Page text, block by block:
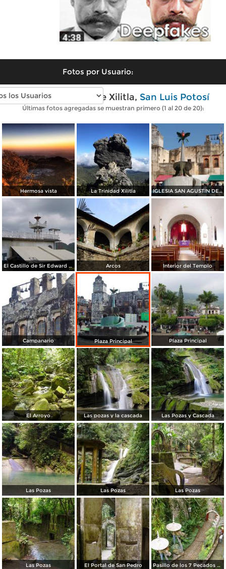
Fotos por Usuario:
Fotos modernas de Xilitla, San Luis Potosí
Últimas fotos agregadas se muestran primero (1 al 20 de 20):
Hermosa vista La Trinidad Xilitla IGLESIA SAN AGUSTIN DE XILITLA
El Castillo de Sir Edward James Arcos Interior del Templo
Campanario Plaza Principal Plaza Principal
El Arroyo Las pozas y la cascada Las Pozas y Cascada
Las Pozas Las Pozas Las Pozas
Las Pozas El Portal de San Pedro Pasillo de los 7 Pecados Capitales